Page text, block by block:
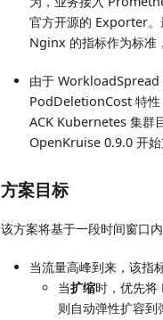
官方开源的 Exporter
Nginx 的指标作为标准
由于 WorkloadSpread
PodDeletionCost 特性
ACK Kubernetes 集群
OpenKruise 0.9.0 开
方案目标
该方案将基于一段时间窗口
当流量高峰到来，该指
当扩缩时，优先将
则自动弹性扩容到